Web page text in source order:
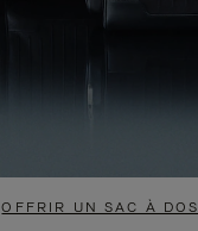
OFFRIR UN SAC À DOS